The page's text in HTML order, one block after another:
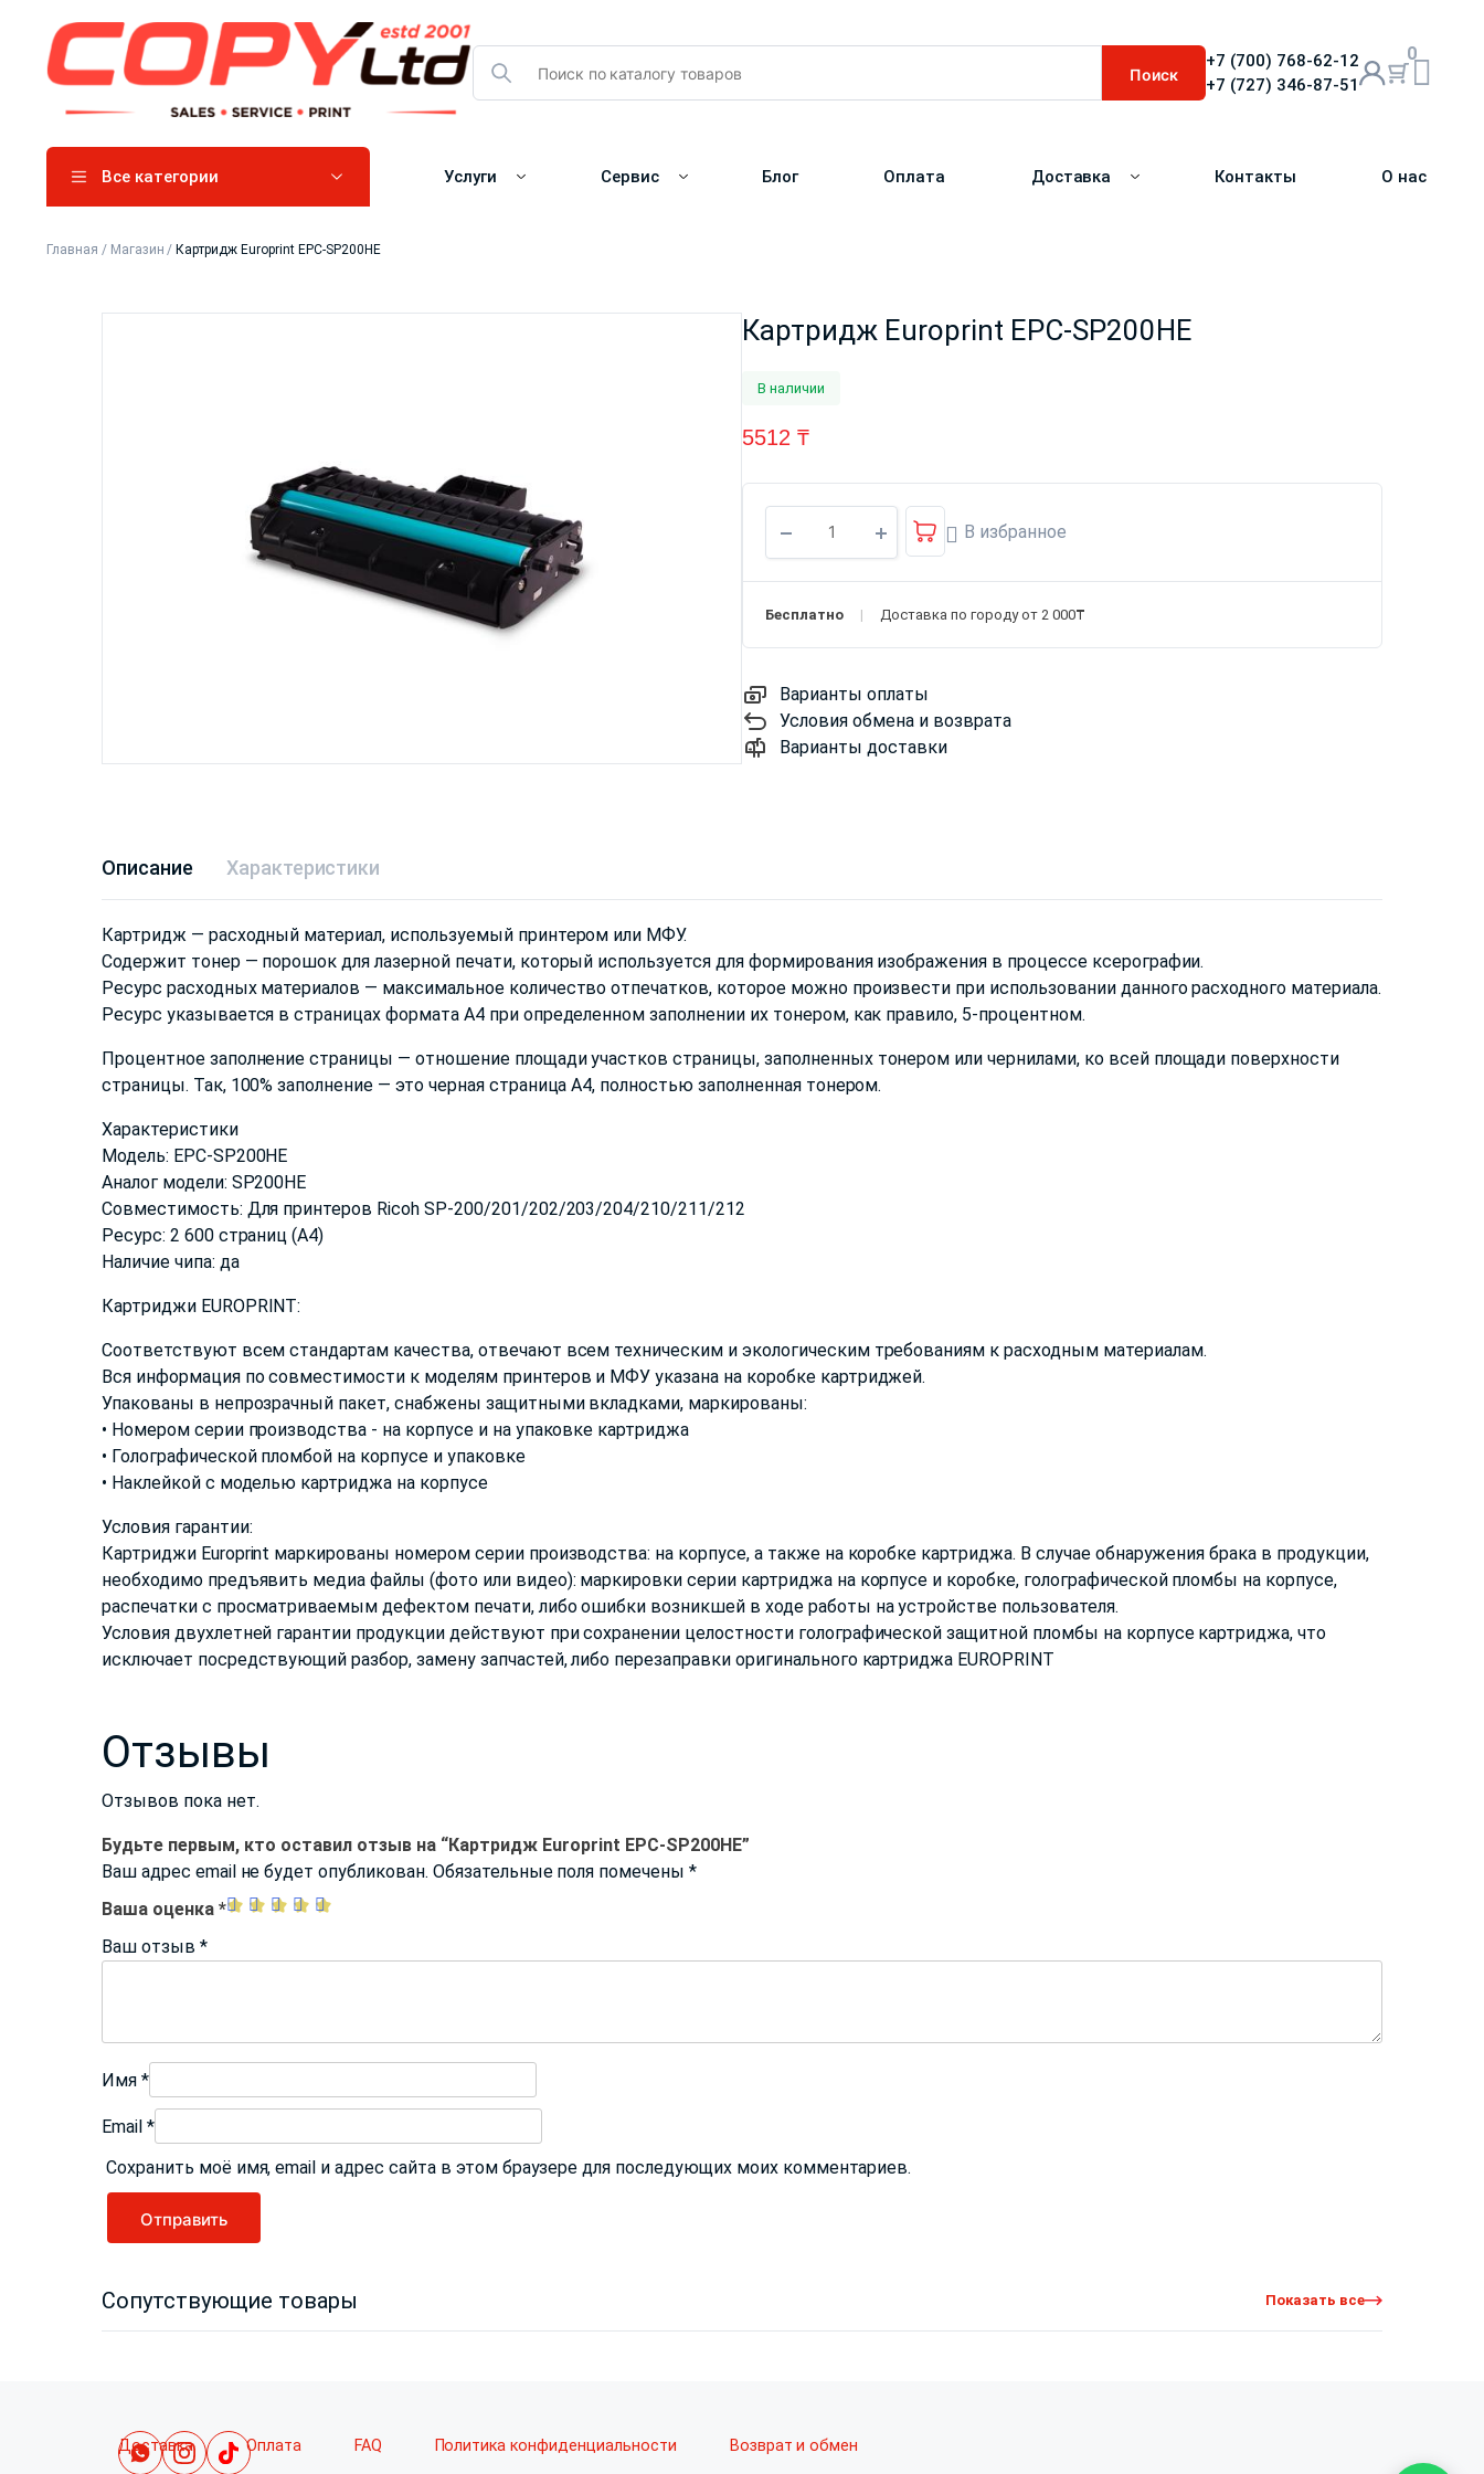
Поиск
+7 (700) 768-62-12
+7 (727) 346-87-51
0
Все категории Услуги Сервис Блог Оплата Доставка Контакты О нас
Главная / Магазин / Картридж Europrint EPC-SP200HE
Картридж Europrint EPC-SP200HE
В наличии
5512 ₸
В избранное
Бесплатно Доставка по городу от 2 000₸
Варианты оплаты
Условия обмена и возврата
Варианты доставки
Описание Характеристики
Картридж — расходный материал, используемый принтером или МФУ.
Содержит тонер — порошок для лазерной печати, который используется для формирования изображения в процессе ксерографии.
Ресурс расходных материалов — максимальное количество отпечатков, которое можно произвести при использовании данного расходного материала.
Ресурс указывается в страницах формата А4 при определенном заполнении их тонером, как правило, 5-процентном.
Процентное заполнение страницы — отношение площади участков страницы, заполненных тонером или чернилами, ко всей площади поверхности
страницы. Так, 100% заполнение — это черная страница А4, полностью заполненная тонером.
Характеристики
Модель: EPC-SP200HE
Аналог модели: SP200HE
Совместимость: Для принтеров Ricoh SP-200/201/202/203/204/210/211/212
Ресурс: 2 600 страниц (А4)
Наличие чипа: да
Картриджи EUROPRINT:
Соответствуют всем стандартам качества, отвечают всем техническим и экологическим требованиям к расходным материалам.
Вся информация по совместимости к моделям принтеров и МФУ указана на коробке картриджей.
Упакованы в непрозрачный пакет, снабжены защитными вкладками, маркированы:
• Номером серии производства - на корпусе и на упаковке картриджа
• Голографической пломбой на корпусе и упаковке
• Наклейкой с моделью картриджа на корпусе
Условия гарантии:
Картриджи Europrint маркированы номером серии производства: на корпусе, а также на коробке картриджа. В случае обнаружения брака в продукции,
необходимо предъявить медиа файлы (фото или видео): маркировки серии картриджа на корпусе и коробке, голографической пломбы на корпусе,
распечатки с просматриваемым дефектом печати, либо ошибки возникшей в ходе работы на устройстве пользователя.
Условия двухлетней гарантии продукции действуют при сохранении целостности голографической защитной пломбы на корпусе картриджа, что
исключает посредствующий разбор, замену запчастей, либо перезаправки оригинального картриджа EUROPRINT
Отзывы
Отзывов пока нет.
Будьте первым, кто оставил отзыв на “Картридж Europrint EPC-SP200HE”
Ваш адрес email не будет опубликован. Обязательные поля помечены*
Ваша оценка *
Ваш отзыв *
Имя *
Email *
Сохранить моё имя, email и адрес сайта в этом браузере для последующих моих комментариев.
Сопутствующие товары Показать все
Доставка Оплата FAQ Политика конфиденциальности Возврат и обмен